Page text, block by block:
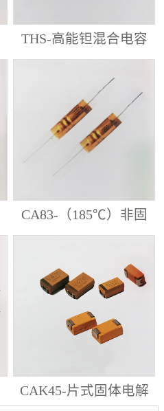
THS-高能钽混合电容
CA83-（185℃）非固
CAK45-片式固体电解